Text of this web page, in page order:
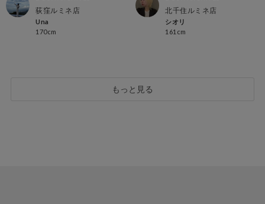
荻窪ルミネ店
Una
170cm
北千住ルミネ店
シオリ
161cm
もっと見る